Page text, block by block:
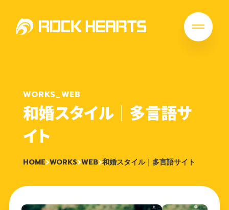
WORKS_WEB
和婚スタイル｜多言語サ
イト
HOME WORKS WEB 和婚スタイル｜多言語サイト